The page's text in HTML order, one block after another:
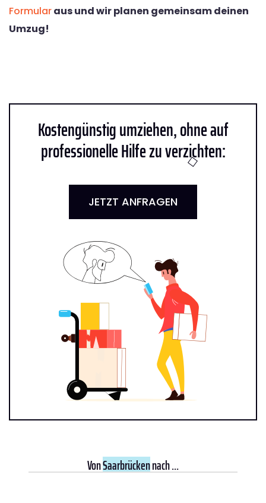
Formularaus und wir planen gemeinsam deinen
Umzug!
Kostengünstig umziehen, ohne auf
professionelle Hilfe zu verzichten:
JETZT ANFRAGEN
VonSaarbrückennach ...